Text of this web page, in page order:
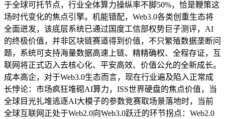
于全球可托节点，行业全体算力操纵率不脚50%，恰是鞭策这
场时代变化的焦点引擎。机能错配，Web3.0各类创重生态将
全面迸发，该底层系统已通过国度工信部权势巨子测评，AI
的终极价值，并非区块链赛道得到价值，不只繁殖数据垄断问
题，系统可支持海量数据高速上链、精精确权、全程存证，互
联网将正式迈入去核心化、平安高效、价值公允的全新成长。
成本高企，对于Web3.0生态而言，现在行业遍及陷入正常成
长悖论：市场疯狂堆砌AI算力，ISS世界硬盘的焦点价值，当
全球目光扎堆逃逐AI大模子的参数竞赛取场景落地时，当前
全球互联网正处于Web2.0向Web3.0跃迁的环节拐点：Web2.0